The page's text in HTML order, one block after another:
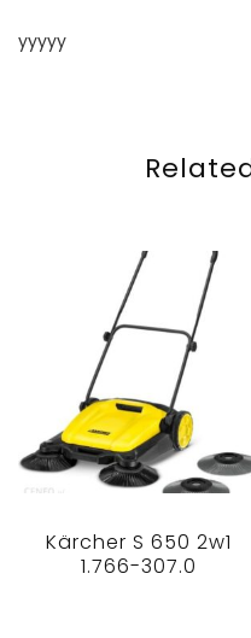
yyyyy
Kärcher S 650 2w1
1.766-307.0